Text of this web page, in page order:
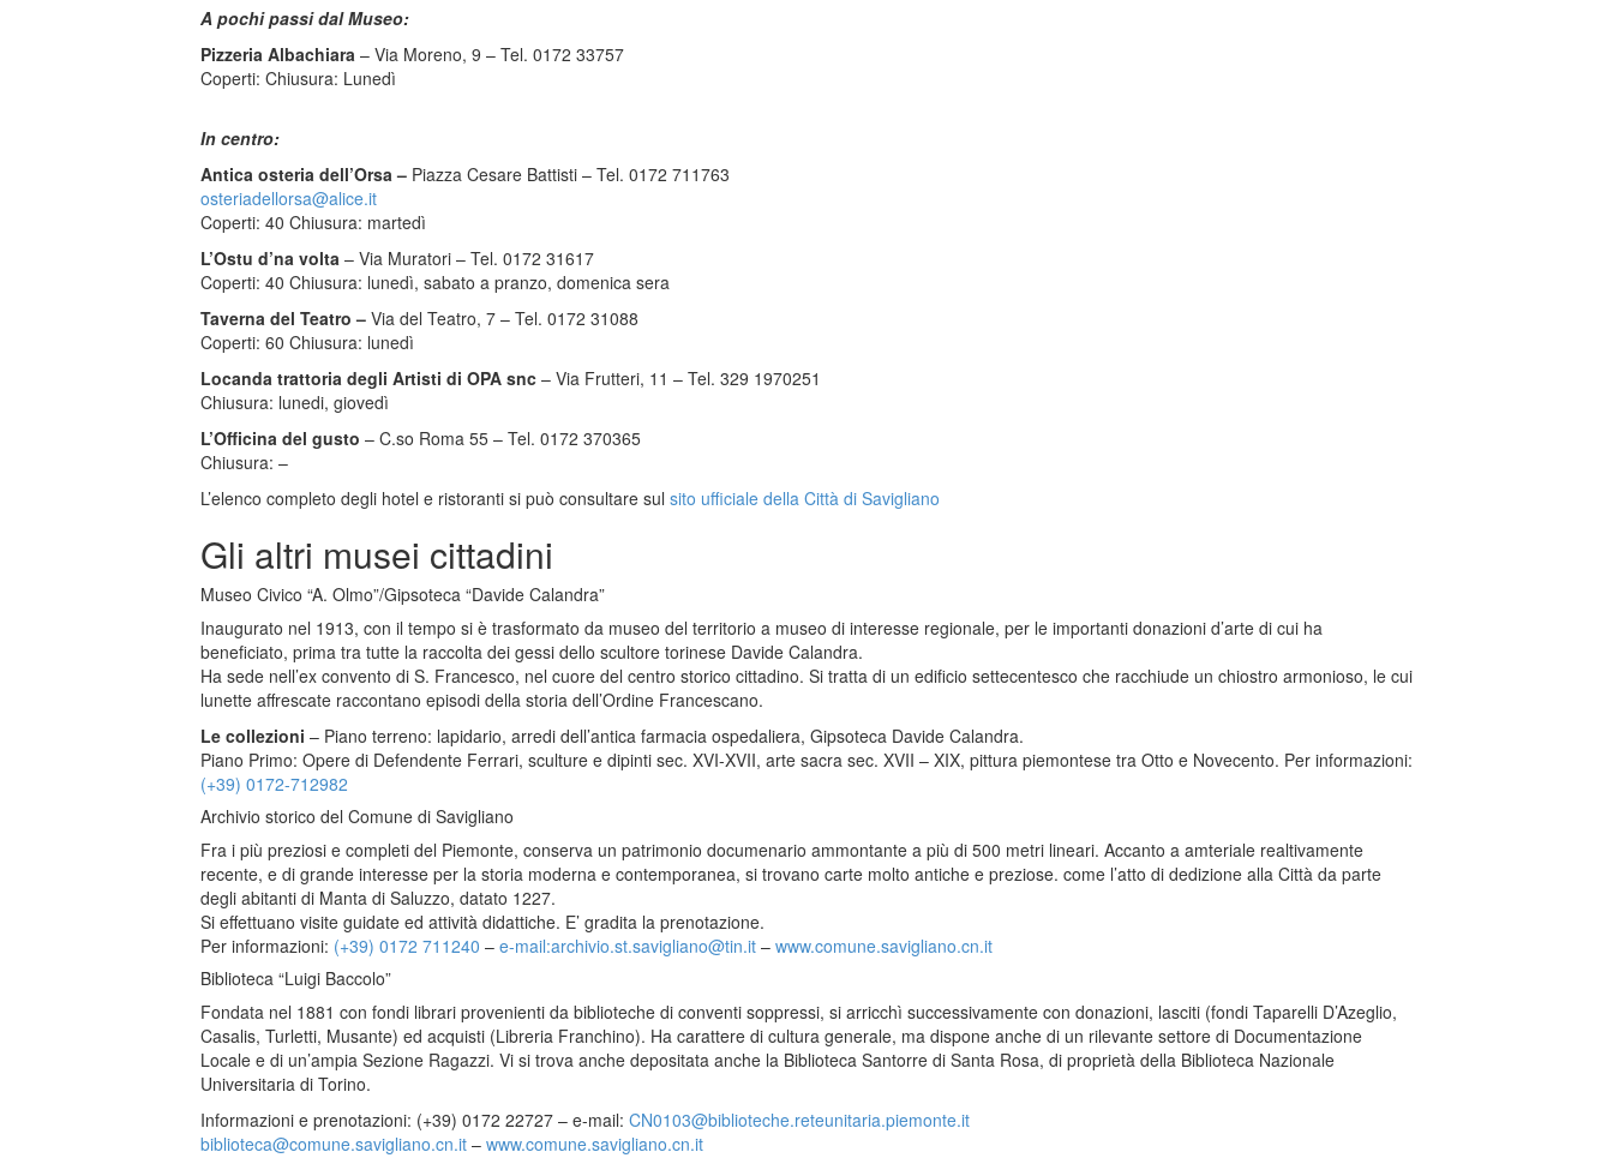
A pochi passi dal Museo:
Pizzeria Albachiara – Via Moreno, 9 – Tel. 0172 33757
Coperti: Chiusura: Lunedì
In centro:
Antica osteria dell’Orsa – Piazza Cesare Battisti – Tel. 0172 711763
osteriadellorsa@alice.it
Coperti: 40 Chiusura: martedì
L’Ostu d’na volta – Via Muratori – Tel. 0172 31617
Coperti: 40 Chiusura: lunedì, sabato a pranzo, domenica sera
Taverna del Teatro – Via del Teatro, 7 – Tel. 0172 31088
Coperti: 60 Chiusura: lunedì
Locanda trattoria degli Artisti di OPA snc – Via Frutteri, 11 – Tel. 329 1970251
Chiusura: lunedi, giovedì
L’Officina del gusto – C.so Roma 55 – Tel. 0172 370365
Chiusura: –
L’elenco completo degli hotel e ristoranti si può consultare sul sito ufficiale della Città di Savigliano
Gli altri musei cittadini
Museo Civico “A. Olmo”/Gipsoteca “Davide Calandra”
Inaugurato nel 1913, con il tempo si è trasformato da museo del territorio a museo di interesse regionale, per le importanti donazioni d’arte di cui ha
beneficiato, prima tra tutte la raccolta dei gessi dello scultore torinese Davide Calandra.
Ha sede nell’ex convento di S. Francesco, nel cuore del centro storico cittadino. Si tratta di un edificio settecentesco che racchiude un chiostro armonioso, le cui
lunette affrescate raccontano episodi della storia dell’Ordine Francescano.
Le collezioni – Piano terreno: lapidario, arredi dell’antica farmacia ospedaliera, Gipsoteca Davide Calandra.
Piano Primo: Opere di Defendente Ferrari, sculture e dipinti sec. XVI-XVII, arte sacra sec. XVII – XIX, pittura piemontese tra Otto e Novecento. Per informazioni:
(+39) 0172-712982
Archivio storico del Comune di Savigliano
Fra i più preziosi e completi del Piemonte, conserva un patrimonio documenario ammontante a più di 500 metri lineari. Accanto a amteriale realtivamente
recente, e di grande interesse per la storia moderna e contemporanea, si trovano carte molto antiche e preziose. come l’atto di dedizione alla Città da parte
degli abitanti di Manta di Saluzzo, datato 1227.
Si effettuano visite guidate ed attività didattiche. E’ gradita la prenotazione.
Per informazioni: (+39) 0172 711240 – e-mail:archivio.st.savigliano@tin.it – www.comune.savigliano.cn.it
Biblioteca “Luigi Baccolo”
Fondata nel 1881 con fondi librari provenienti da biblioteche di conventi soppressi, si arricchì successivamente con donazioni, lasciti (fondi Taparelli D’Azeglio,
Casalis, Turletti, Musante) ed acquisti (Libreria Franchino). Ha carattere di cultura generale, ma dispone anche di un rilevante settore di Documentazione
Locale e di un’ampia Sezione Ragazzi. Vi si trova anche depositata anche la Biblioteca Santorre di Santa Rosa, di proprietà della Biblioteca Nazionale
Universitaria di Torino.
Informazioni e prenotazioni: (+39) 0172 22727 – e-mail: CN0103@biblioteche.reteunitaria.piemonte.it
biblioteca@comune.savigliano.cn.it – www.comune.savigliano.cn.it